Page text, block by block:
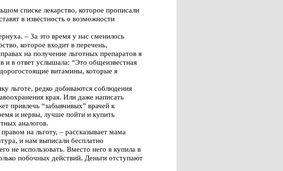
списке лекарство, которое прописали
в известность о возможности
– За это время у нас сменилось
которое входит в перечень,
на получение льготных препаратов я
и в ответ услышала: “Это общеизвестная
витамины, которые я
льготе, редко добиваются соблюдения
края. Или даже написать
привлечь “забывчивых” врачей к
и нервы, лучше пойти и купить
аналогов.
на льготу, – рассказывает мама
и нам выписали бесплатно
не использовать. Вместо него я купила в
побочных действий. Деньги отступают